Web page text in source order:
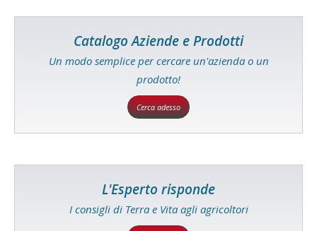
Catalogo Aziende e Prodotti
Un modo semplice per cercare un'azienda o un
prodotto!
Cerca adesso
L'Esperto risponde
I consigli di Terra e Vita agli agricoltori